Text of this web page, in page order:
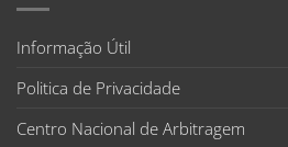
Informação Útil
Politica de Privacidade
Centro Nacional de Arbitragem